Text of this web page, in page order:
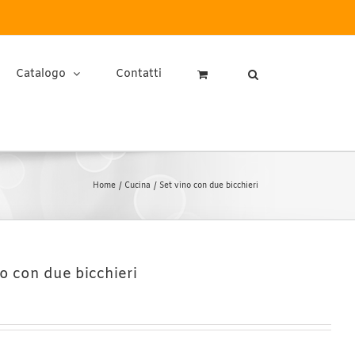
Catalogo Contatti
Home Cucina Set vino con due bicchieri
con due bicchieri